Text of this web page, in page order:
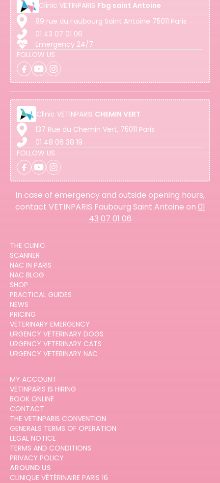
Clinic VETINPARIS Fbg saint Antoine
89 rue du Faubourg Saint Antoine 75011 Paris
01 43 07 01 06
Emergency 24/7
FOLLOW US
Clinic VETINPARIS CHEMIN VERT
137 Rue du Chemin Vert, 75011 Paris
01 48 06 38 19
FOLLOW US
In case of emergency and outside opening hours,
contact VETINPARIS Faubourg Saint Antoine on 01
43 07 01 06
THE CLINIC
SCANNER
NAC IN PARIS
NAC BLOG
SHOP
PRACTICAL GUIDES
NEWS
PRICING
VETERINARY EMERGENCY
URGENCY VETERINARY DOGS
URGENCY VETERINARY CATS
URGENCY VETERINARY NAC
MY ACCOUNT
VETINPARIS IS HIRING
BOOK ONLINE
CONTACT
THE VETINPARIS CONVENTION
GENERALS TERMS OF OPERATION
LEGAL NOTICE
TERMS AND CONDITIONS
PRIVACY POLICY
AROUND US
CLINIQUE VÉTÉRINAIRE PARIS 16